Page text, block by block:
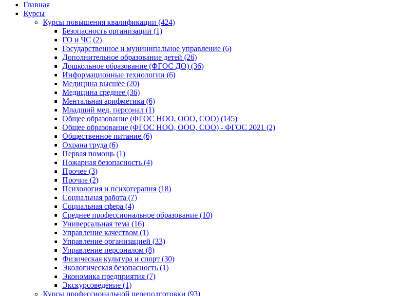
Главная
Курсы
Курсы повышения квалификации (424)
Безопасность организации (1)
ГО и ЧС (2)
Государственное и муниципальное управление (6)
Дополнительное образование детей (26)
Дошкольное образование (ФГОС ДО) (36)
Информационные технологии (6)
Медицина высшее (20)
Медицина среднее (36)
Ментальная арифметика (6)
Младший мед. персонал (1)
Общее образование (ФГОС НОО, ООО, СОО) (145)
Общее образование (ФГОС НОО, ООО, СОО) - ФГОС 2021 (2)
Общественное питание (6)
Охрана труда (6)
Первая помощь (1)
Пожарная безопасность (4)
Прочее (3)
Прочие (2)
Психология и психотерапия (18)
Социальная работа (7)
Социальная сфера (4)
Среднее профессиональное образование (10)
Универсальная тема (16)
Управление качеством (1)
Управление организацией (33)
Управление персоналом (8)
Физическая культура и спорт (30)
Экологическая безопасность (1)
Экономика предприятия (7)
Экскурсоведение (1)
Курсы профессиональной переподготовки (93)